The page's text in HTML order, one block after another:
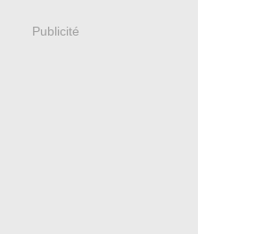
Publicité